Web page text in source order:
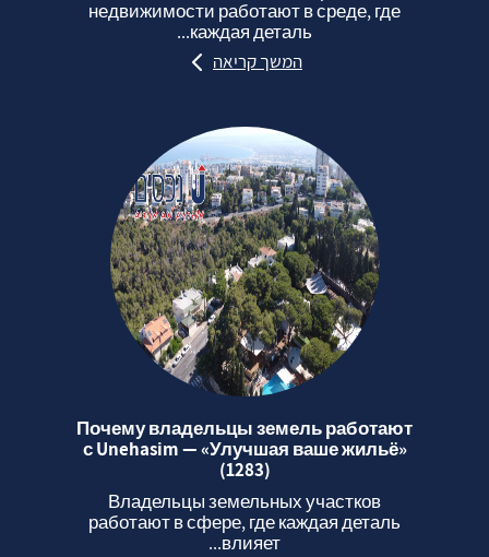
недвижимости работают в среде, где
каждая деталь...
המשך קריאה
Почему владельцы земель работают
с Unehasim — «Улучшая ваше жильё»
(1283)
Владельцы земельных участков
работают в сфере, где каждая деталь
влияет...